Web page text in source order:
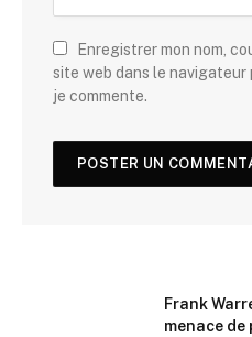
Enregistrer mon nom,
site web dans le navigateur
je commente.
Frank
menace de